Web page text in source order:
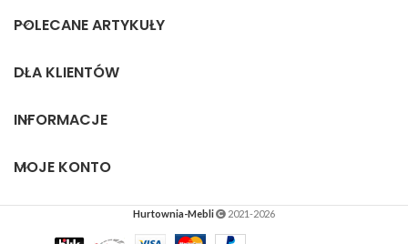
POLECANE ARTYKUŁY
DLA KLIENTÓW
INFORMACJE
MOJE KONTO
Hurtownia-Mebli 2021-2026